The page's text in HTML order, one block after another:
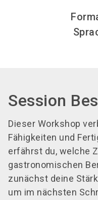
Session
Dieser Workshop
Fähigkeiten und
erfährst du, welche
gastronomischen
zunächst deine
um im nächsten